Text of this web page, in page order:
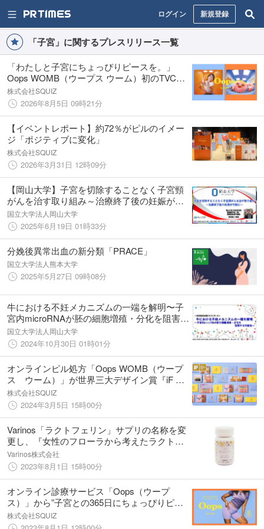
ログイン 新規登録
「子宮」に関するプレスリリース一覧
「わたしと子宮にちょっぴりピースを。」
Oops WOMB（ウープス ウーム）初のTVCM
を、8月1日(土)より放映開始！
株式会社SQUIZ
2026年8月5日 09時21分
【イベントレポート】約72％がピルのイメー
ジ「ポジティブに変化」
株式会社SQUIZ
2026年3月31日 12時09分
【岡山大学】子宮を切除することなく子宮頸
がんを治す取り組み～治療終了後の妊娠が可
能に～
国立大学法人岡山大学
2025年6月19日 01時33分
分娩後異常出血の新分類「PRACE」
国立大学法人熊本大学
2025年5月27日 09時08分
牛における不妊メカニズムの一端を解明〜子
宮内microRNAが胚の細胞増殖・分化を阻害す
る可能性〜〔名古屋大学、岡山大学〕
国立大学法人岡山大学
2024年10月30日 01時01分
オンラインピル処方「Oops WOMB（ウープ
ス ウーム）」が世界三大デザイン賞『iF デ
ザインアワード2024』にてゴールド(金賞)を
受賞
株式会社SQUIZ
2024年3月5日 15時00分
Varinos「ラクトフェリン」サプリの名称を変
更し、『女性のフローラから考えたラクトフ
ェリン』へ
Varinos株式会社
2023年8月1日 15時00分
オンライン診療サービス「Oops（ウープ
ス）」から”子宮との365日にちょっぴりピー
スを”届けるための新ブランド、Oops
WONB（ウープスウーム）をローンチ
株式会社SQUIZ